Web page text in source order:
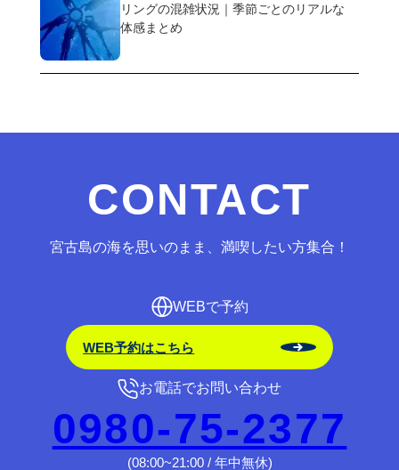
リングの混雑状況｜季節ごとのリアルな
体感まとめ
CONTACT
宮古島の海を思いのまま、満喫したい方集合！
WEBで予約
WEB予約はこちら
お電話でお問い合わせ
0980-75-2377
(08:00~21:00 / 年中無休)